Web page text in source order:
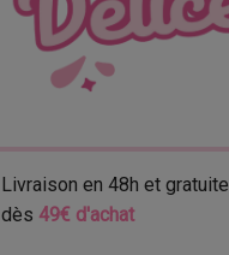
Livraison en 48h et gratuite
dès 49€ d'achat